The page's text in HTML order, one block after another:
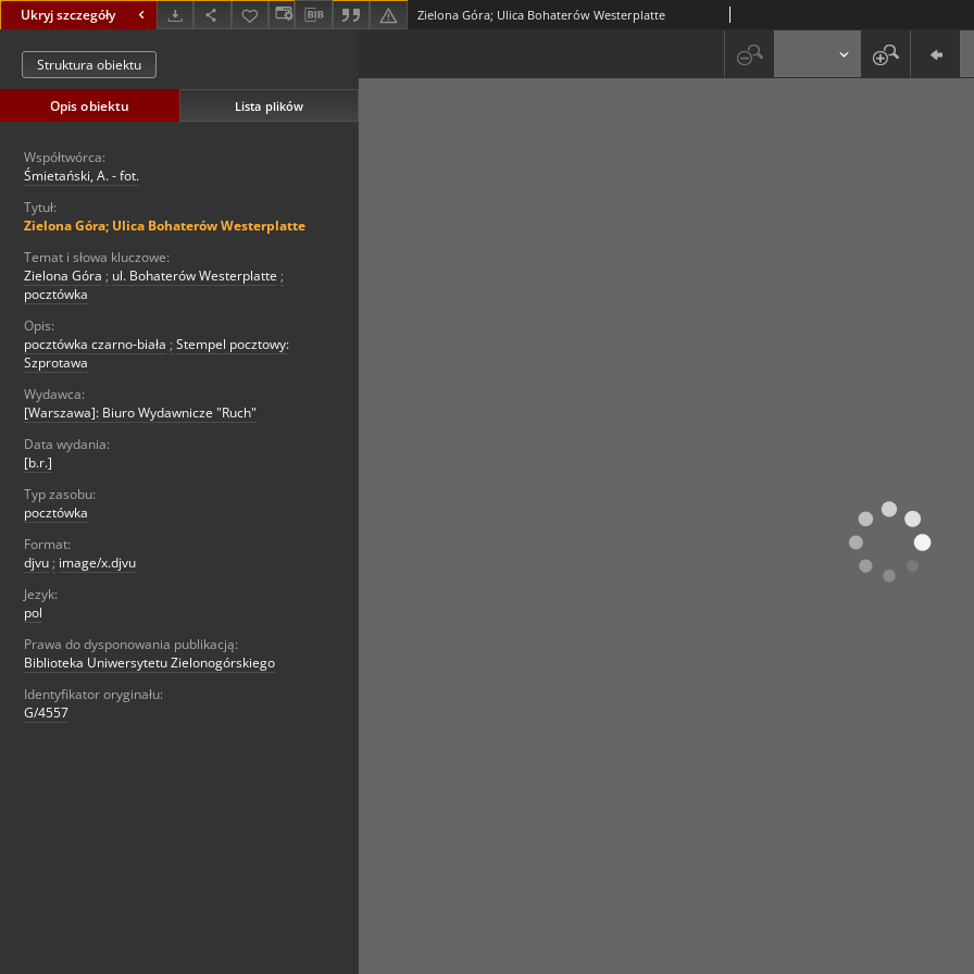
Ukryj szczegóły Zielona Góra; Ulica Bohaterów Westerplatte
Struktura obiektu
Opis obiektu Lista plików
Współtwórca:
Śmietański, A. - fot.
Tytuł:
Zielona Góra; Ulica Bohaterów Westerplatte
Temat i słowa kluczowe:
Zielona Góra ; ul. Bohaterów Westerplatte ;
pocztówka
Opis:
pocztówka czarno-biała ; Stempel pocztowy:
Szprotawa
Wydawca:
[Warszawa]: Biuro Wydawnicze "Ruch"
Data wydania:
[b.r.]
Typ zasobu:
pocztówka
Format:
djvu ; image/x.djvu
Jezyk:
pol
Prawa do dysponowania publikacją:
Biblioteka Uniwersytetu Zielonogórskiego
Identyfikator oryginału:
G/4557